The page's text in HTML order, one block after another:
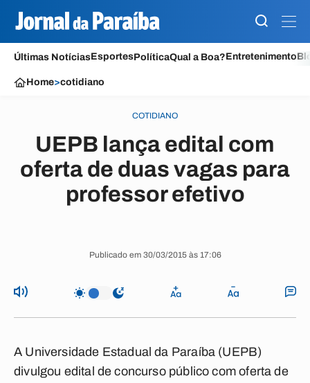
Últimas NotíciasEsportesPolíticaQual a Boa?Entretenimento
Home>cotidiano
COTIDIANO
UEPB lança edital com
oferta de duas vagas para
professor efetivo
Publicado em 30/03/2015 às 17:06
A Universidade Estadual da Paraíba (UEPB)
divulgou edital de concurso público com oferta de